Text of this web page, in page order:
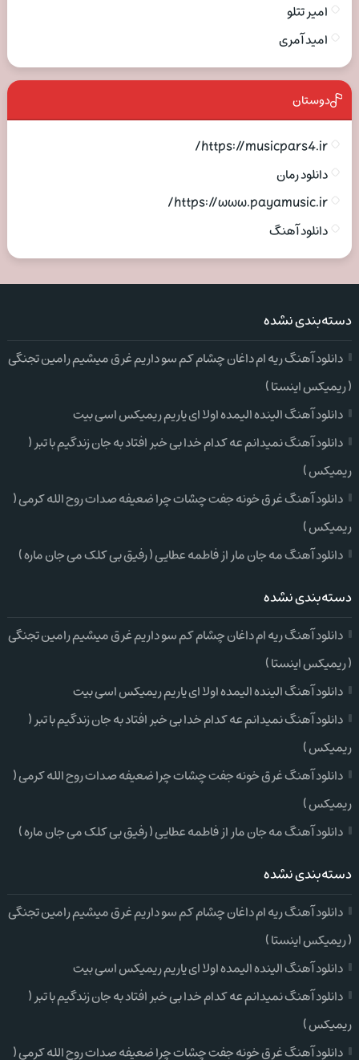
امیر تتلو
امید آمری
دوستان
https://musicpars4.ir/
دانلود رمان
https://www.payamusic.ir/
دانلود آهنگ
دسته‌بندی نشده
دانلود آهنگ ریه ام داغان چشام کم سو داریم غرق میشیم رامین تجنگی
( ریمیکس اینستا )
دانلود آهنگ الینده الیمده اولا ای یاریم ریمیکس اسی بیت
دانلود آهنگ نمیدانم عه کدام خدا بی خبر افتاد به جان زندگیم با تبر (
ریمیکس )
دانلود آهنگ غرق خونه جفت چشات چرا ضعیفه صدات روح الله کرمی (
ریمیکس )
دانلود آهنگ مه جان مار از فاطمه عطایی ( رفیق بی کلک می جان ماره )
دسته‌بندی نشده
دانلود آهنگ ریه ام داغان چشام کم سو داریم غرق میشیم رامین تجنگی
( ریمیکس اینستا )
دانلود آهنگ الینده الیمده اولا ای یاریم ریمیکس اسی بیت
دانلود آهنگ نمیدانم عه کدام خدا بی خبر افتاد به جان زندگیم با تبر (
ریمیکس )
دانلود آهنگ غرق خونه جفت چشات چرا ضعیفه صدات روح الله کرمی (
ریمیکس )
دانلود آهنگ مه جان مار از فاطمه عطایی ( رفیق بی کلک می جان ماره )
دسته‌بندی نشده
دانلود آهنگ ریه ام داغان چشام کم سو داریم غرق میشیم رامین تجنگی
( ریمیکس اینستا )
دانلود آهنگ الینده الیمده اولا ای یاریم ریمیکس اسی بیت
دانلود آهنگ نمیدانم عه کدام خدا بی خبر افتاد به جان زندگیم با تبر (
ریمیکس )
دانلود آهنگ غرق خونه جفت چشات چرا ضعیفه صدات روح الله کرمی (